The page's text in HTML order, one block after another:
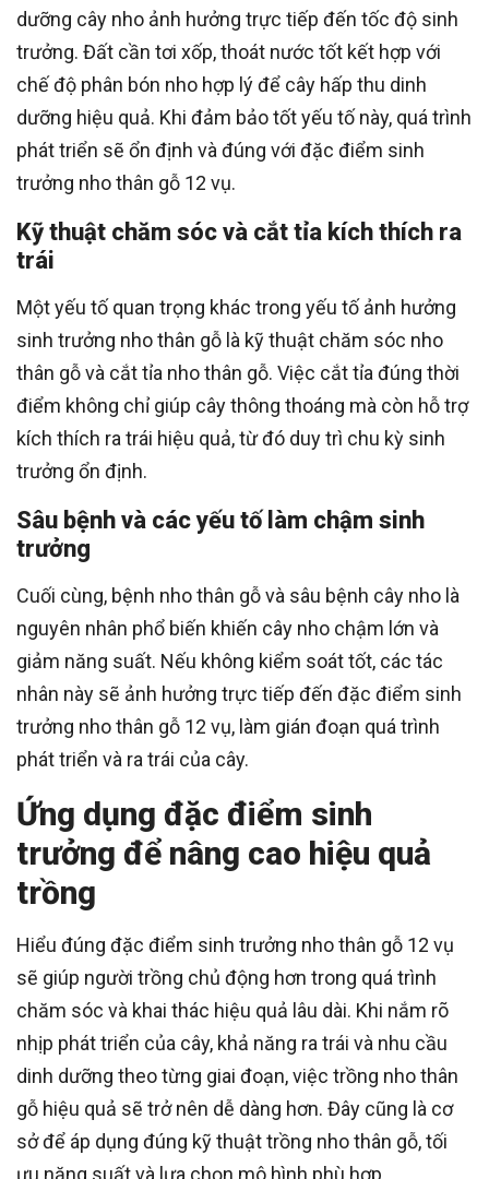
dưỡng cây nho ảnh hưởng trực tiếp đến tốc độ sinh
trưởng. Đất cần tơi xốp, thoát nước tốt kết hợp với
chế độ phân bón nho hợp lý để cây hấp thu dinh
dưỡng hiệu quả. Khi đảm bảo tốt yếu tố này, quá trình
phát triển sẽ ổn định và đúng với đặc điểm sinh
trưởng nho thân gỗ 12 vụ.
Kỹ thuật chăm sóc và cắt tỉa kích thích ra
trái
Một yếu tố quan trọng khác trong yếu tố ảnh hưởng
sinh trưởng nho thân gỗ là kỹ thuật chăm sóc nho
thân gỗ và cắt tỉa nho thân gỗ. Việc cắt tỉa đúng thời
điểm không chỉ giúp cây thông thoáng mà còn hỗ trợ
kích thích ra trái hiệu quả, từ đó duy trì chu kỳ sinh
trưởng ổn định.
Sâu bệnh và các yếu tố làm chậm sinh
trưởng
Cuối cùng, bệnh nho thân gỗ và sâu bệnh cây nho là
nguyên nhân phổ biến khiến cây nho chậm lớn và
giảm năng suất. Nếu không kiểm soát tốt, các tác
nhân này sẽ ảnh hưởng trực tiếp đến đặc điểm sinh
trưởng nho thân gỗ 12 vụ, làm gián đoạn quá trình
phát triển và ra trái của cây.
Ứng dụng đặc điểm sinh
trưởng để nâng cao hiệu quả
trồng
Hiểu đúng đặc điểm sinh trưởng nho thân gỗ 12 vụ
sẽ giúp người trồng chủ động hơn trong quá trình
chăm sóc và khai thác hiệu quả lâu dài. Khi nắm rõ
nhịp phát triển của cây, khả năng ra trái và nhu cầu
dinh dưỡng theo từng giai đoạn, việc trồng nho thân
gỗ hiệu quả sẽ trở nên dễ dàng hơn. Đây cũng là cơ
sở để áp dụng đúng kỹ thuật trồng nho thân gỗ, tối